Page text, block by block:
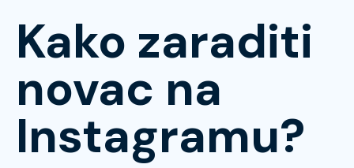
Kako zaraditi
novac na
Instagramu?